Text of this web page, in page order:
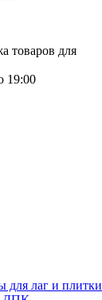
товаров для
19:00
для лаг и плитки